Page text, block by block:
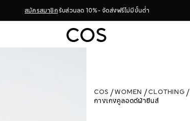
สมัครสมาชิกรับส่วนลด 10% - จัดส่งฟรีไม่มีขั้นต่ำ
COS WOMEN CLOTHING
กางเกงคูลอตต์ผ้ายีนส์